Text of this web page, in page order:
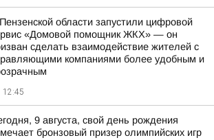
области запустили цифровой
«Домовой помощник ЖКХ» — он
сделать взаимодействие жителей с
компаниями более удобным и
12:45
9 августа, свой день рождения
бронзовый призер олимпийских игр